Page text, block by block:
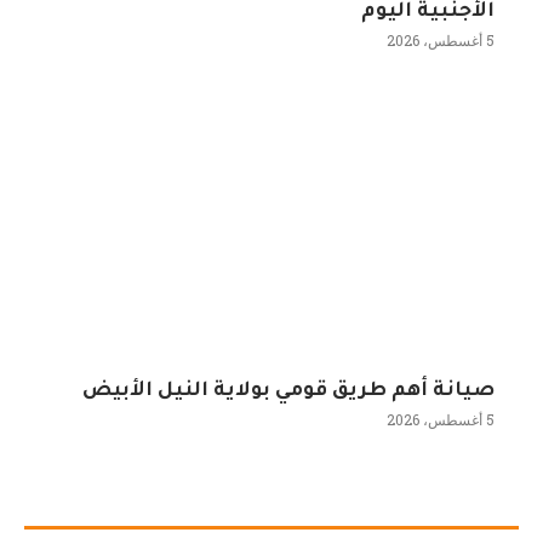
الأجنبية اليوم
5 أغسطس، 2026
صيانة أهم طريق قومي بولاية النيل الأبيض
5 أغسطس، 2026